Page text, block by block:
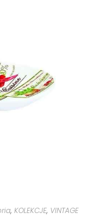
, KOLEKCJE, VINTAGE